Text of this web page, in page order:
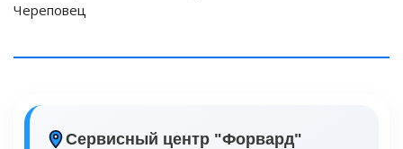
Череповец
Сервисный центр "Форвард"